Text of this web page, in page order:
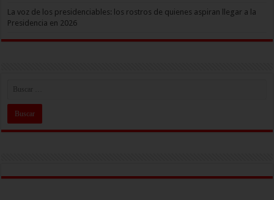
La voz de los presidenciables: los rostros de quienes aspiran llegar a la
Presidencia en 2026